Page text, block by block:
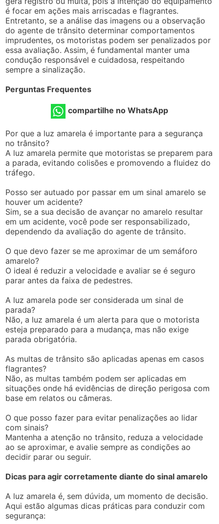
é focar em ações mais arriscadas e flagrantes.
Entretanto, se a análise das imagens ou a observação
do agente de trânsito determinar comportamentos
imprudentes, os motoristas podem ser penalizados por
essa avaliação. Assim, é fundamental manter uma
condução responsável e cuidadosa, respeitando
sempre a sinalização.
Perguntas Frequentes
compartilhe no WhatsApp
Por que a luz amarela é importante para a segurança
no trânsito?
A luz amarela permite que motoristas se preparem para
a parada, evitando colisões e promovendo a fluidez do
tráfego.
Posso ser autuado por passar em um sinal amarelo se
houver um acidente?
Sim, se a sua decisão de avançar no amarelo resultar
em um acidente, você pode ser responsabilizado,
dependendo da avaliação do agente de trânsito.
O que devo fazer se me aproximar de um semáforo
amarelo?
O ideal é reduzir a velocidade e avaliar se é seguro
parar antes da faixa de pedestres.
A luz amarela pode ser considerada um sinal de
parada?
Não, a luz amarela é um alerta para que o motorista
esteja preparado para a mudança, mas não exige
parada obrigatória.
As multas de trânsito são aplicadas apenas em casos
flagrantes?
Não, as multas também podem ser aplicadas em
situações onde há evidências de direção perigosa com
base em relatos ou câmeras.
O que posso fazer para evitar penalizações ao lidar
com sinais?
Mantenha a atenção no trânsito, reduza a velocidade
ao se aproximar, e avalie sempre as condições ao
decidir parar ou seguir.
Dicas para agir corretamente diante do sinal amarelo
A luz amarela é, sem dúvida, um momento de decisão.
Aqui estão algumas dicas práticas para conduzir com
segurança: